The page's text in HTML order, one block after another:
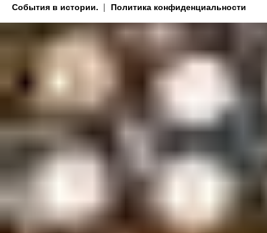
События в истории. Политика конфиденциальности